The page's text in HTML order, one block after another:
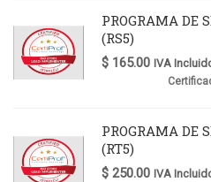
PROGRAMA DE
(RS5)
$ 165.00 IVA
PROGRAMA DE
(RT5)
$ 250.00 IVA